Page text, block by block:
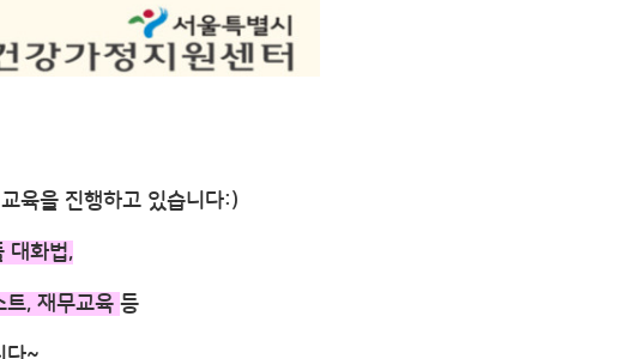
육을 진행하고 있습니다:)
대화법,
트, 재무교육 등